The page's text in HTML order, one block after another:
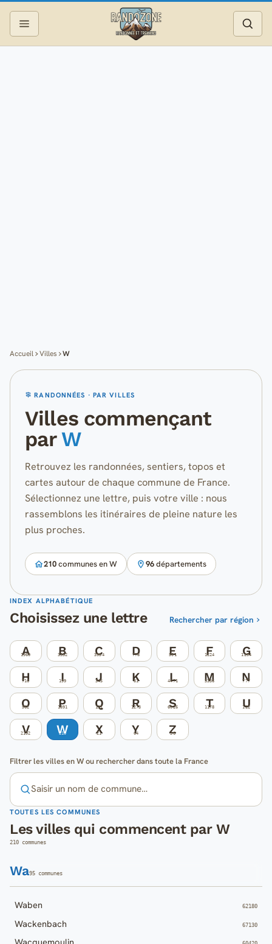
Accueil Villes W
RANDONNÉES · PAR VILLES
Villes commençant
parW
Retrouvez les randonnées, sentiers, topos et
cartes autour de chaque commune de France.
Sélectionnez une lettre, puis votre ville : nous
rassemblons les itinéraires de pleine nature les
plus proches.
210communes en W 96départements
INDEX ALPHABÉTIQUE
Choisissez une lettre Rechercher par région
A
1960 B
3352 C
3954 D
778 E
501 F
1224 G
1294
H
716 I
199 J
345 K
81 L
4471 M
3336 N
777
O
562 P
1891 Q
131 R
1273 S
6026 T
1178 U
122
V
2192 W
210 X
21 Y
64 Z
36
Filtrer les villes en W ou rechercher dans toute la France
TOUTES LES COMMUNES
Les villes qui commencent par W
210 communes
Wa95 communes
Waben 62180
Wackenbach 67130